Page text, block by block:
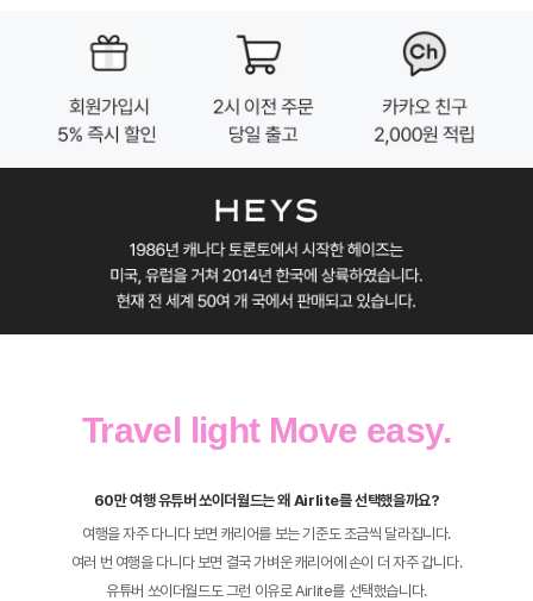
Travel light Move easy.
60만 여행 유튜버 쏘이더월드는 왜 Airlite를 선택했을까요?
여행을 자주 다니다 보면 캐리어를 보는 기준도 조금씩 달라집니다.
여러 번 여행을 다니다 보면 결국 가벼운 캐리어에 손이 더 자주 갑니다.
유튜버 쏘이더월드도 그런 이유로 Airlite를 선택했습니다.